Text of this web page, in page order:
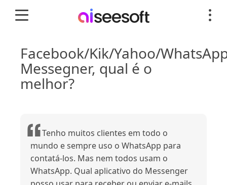
Facebook/Kik/Yahoo/
Messegner, qual é o
melhor?
Tenho muitos clientes em todo o
mundo e sempre uso o WhatsApp para
contatá-los. Mas nem todos usam o
WhatsApp. Qual aplicativo do Messenger